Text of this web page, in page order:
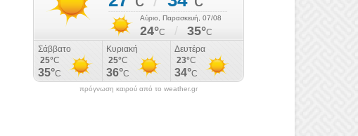
πρόγνωση καιρού από το weather.gr